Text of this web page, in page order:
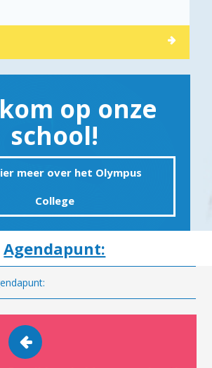
op onze
school!
meer over het Olympus
College
Agendapunt: